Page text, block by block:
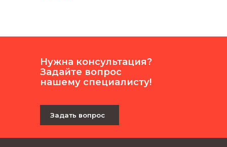
Нужна консультация?
Задайте вопрос
нашему специалисту!
Задать вопрос